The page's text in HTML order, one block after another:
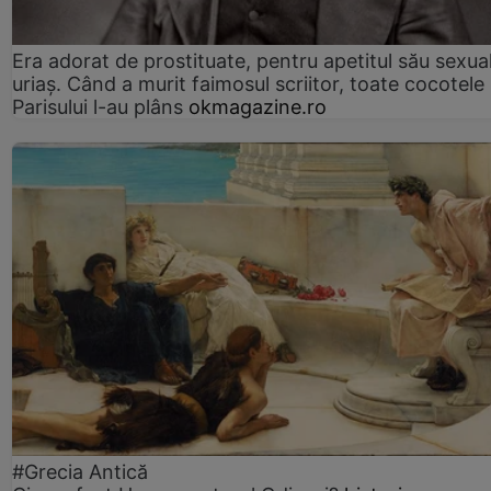
Era adorat de prostituate, pentru apetitul său
uriaș. Când a murit faimosul scriitor, toate cocotele
Parisului l-au plâns okmagazine.ro
#Grecia Antică